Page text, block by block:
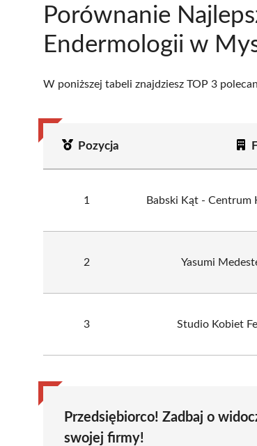
Porównanie
Endermologii w
W poniższej tabeli znajdziesz TOP 3
Pozycja
1 Babski Kąt - Centrum
2 Yasumi
3 Studio Kobiet
Przedsiębiorco! Zadbaj o
swojej firmy!